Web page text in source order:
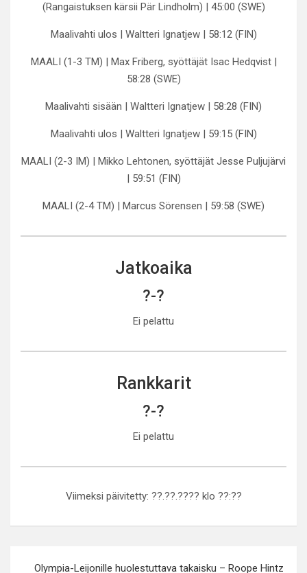
(Rangaistuksen kärsii Pär Lindholm) | 45:00 (SWE)
Maalivahti ulos | Waltteri Ignatjew | 58:12 (FIN)
MAALI (1-3 TM) | Max Friberg, syöttäjät Isac Hedqvist |
58:28 (SWE)
Maalivahti sisään | Waltteri Ignatjew | 58:28 (FIN)
Maalivahti ulos | Waltteri Ignatjew | 59:15 (FIN)
MAALI (2-3 IM) | Mikko Lehtonen, syöttäjät Jesse Puljujärvi
| 59:51 (FIN)
MAALI (2-4 TM) | Marcus Sörensen | 59:58 (SWE)
Jatkoaika
?-?
Ei pelattu
Rankkarit
?-?
Ei pelattu
Viimeksi päivitetty: ??.??.???? klo ??:??
Olympia-Leijonille huolestuttava takaisku – Roope Hintz